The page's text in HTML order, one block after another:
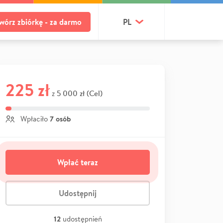
zbiórkę - za darmo PL
225 zł z 5 000 zł (Cel)
Wpłaciło 7 osób
Wpłać teraz
Udostępnij
12 udostępnień